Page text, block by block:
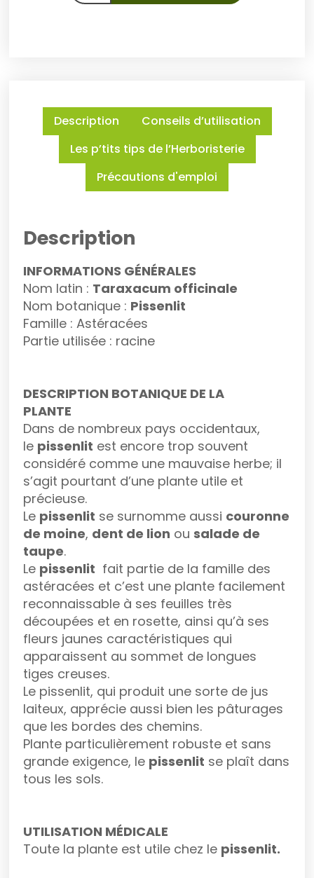
Description
Conseils d’utilisation
Les p’tits tips de l’Herboristerie
Précautions d'emploi
Description
INFORMATIONS GÉNÉRALES
Nom latin : Taraxacum officinale
Nom botanique : Pissenlit
Famille : Astéracées
Partie utilisée : racine
DESCRIPTION BOTANIQUE DE LA
PLANTE
Dans de nombreux pays occidentaux,
le pissenlit est encore trop souvent
considéré comme une mauvaise herbe; il
s’agit pourtant d’une plante utile et
précieuse.
Le pissenlit se surnomme aussi couronne
de moine, dent de lion ousalade de
taupe.
Le pissenlit fait partie de la famille des
astéracées et c’est une plante facilement
reconnaissable à ses feuilles très
découpées et en rosette, ainsi qu’à ses
fleurs jaunes caractéristiques qui
apparaissent au sommet de longues
tiges creuses.
Le pissenlit, qui produit une sorte de jus
laiteux, apprécie aussi bien les pâturages
que les bordes des chemins.
Plante particulièrement robuste et sans
grande exigence, le pissenlit se plaît dans
tous les sols.
UTILISATION MÉDICALE
Toute la plante est utile chez le pissenlit.